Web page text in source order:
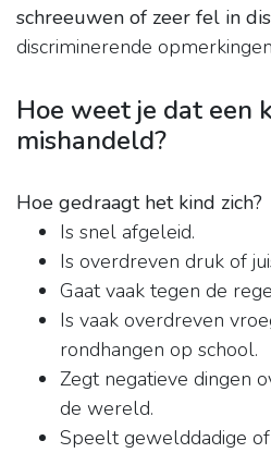
schreeuwen of zeer fel in
discriminerende
Hoe weet je dat een
mishandeld?
Hoe gedraagt het kind zich?
Is snel afgeleid.
Is overdreven druk of
Gaat vaak tegen de
Is vaak overdreven
rondhangen op school.
Zegt negatieve dingen
de wereld.
Speelt gewelddadige